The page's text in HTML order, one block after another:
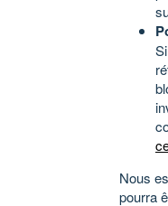
Nous
pourra